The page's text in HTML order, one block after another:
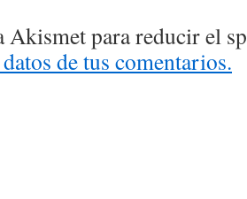
Akismet para reducir el
de tus comentarios.